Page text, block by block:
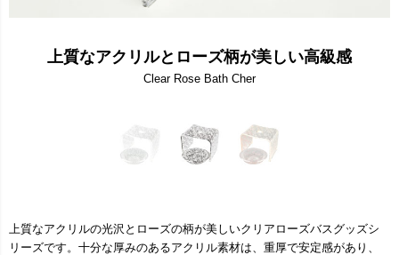
上質なアクリルとローズ柄が美しい高級感
Clear Rose Bath Cher
上質なアクリルの光沢とローズの柄が美しいクリアローズバスグッズシ
リーズです。十分な厚みのあるアクリル素材は、重厚で安定感があり、